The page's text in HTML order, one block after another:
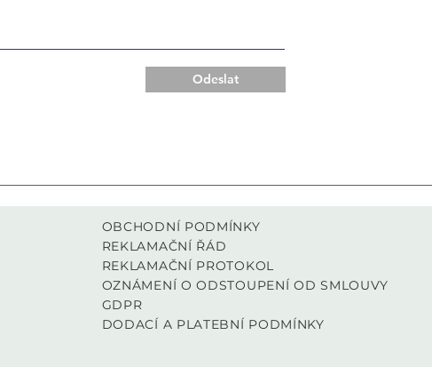
Odeslat
OBCHODNÍ PODMÍNKY
REKLAMAČNÍ ŘÁD
REKLAMAČNÍ PROTOKOL
OZNÁMENÍ O ODSTOUPENÍ OD SMLOUVY
GDPR
DODACÍ A PLATEBNÍ PODMÍNKY